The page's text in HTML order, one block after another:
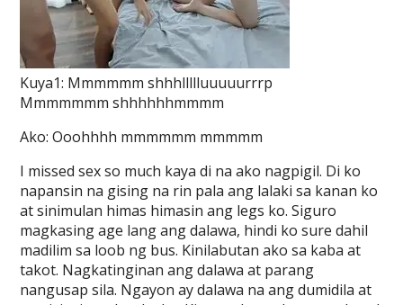
Kuya1: Mmmmmm shhhllllluuuuurrrp
Mmmmmmm shhhhhhmmmm
Ako: Ooohhhh mmmmmm mmmmm
I missed sex so much kaya di na ako nagpigil. Di ko
napansin na gising na rin pala ang lalaki sa kanan ko
at sinimulan himas himasin ang legs ko. Siguro
magkasing age lang ang dalawa, hindi ko sure dahil
madilim sa loob ng bus. Kinilabutan ako sa kaba at
takot. Nagkatinginan ang dalawa at parang
nangusap sila. Ngayon ay dalawa na ang dumidila at